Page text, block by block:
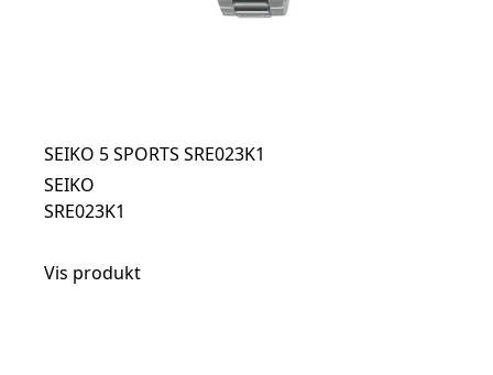
SEIKO 5 SPORTS SRE023K1
SEIKO
SRE023K1
Vis produkt